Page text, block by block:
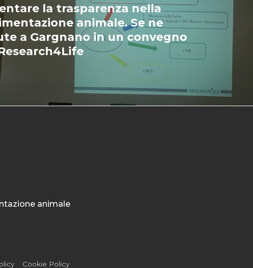
la trasparenza nella
animale. Se ne
a Gargnano in un convegno
animale
Cookie Policy